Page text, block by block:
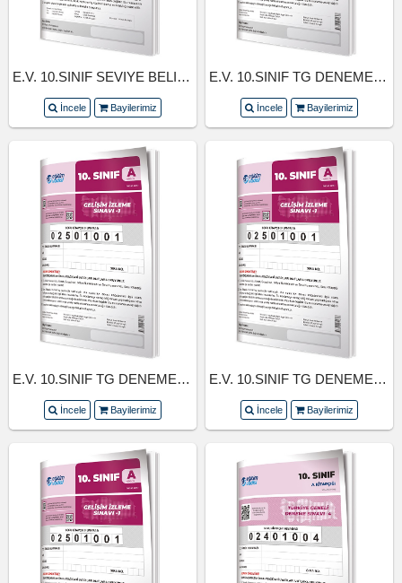
E.V. 10.SINIF SEVIYE BELIRLEME SINAVI(25-26)
İncele Bayilerimiz
E.V. 10.SINIF TG DENEME SINAVI 4.SAYI (25-26)
İncele Bayilerimiz
E.V. 10.SINIF TG DENEME SINAVI 3.SAYI (25-26)
İncele Bayilerimiz
E.V. 10.SINIF TG DENEME SINAVI 2.SAYI (25-26)
İncele Bayilerimiz